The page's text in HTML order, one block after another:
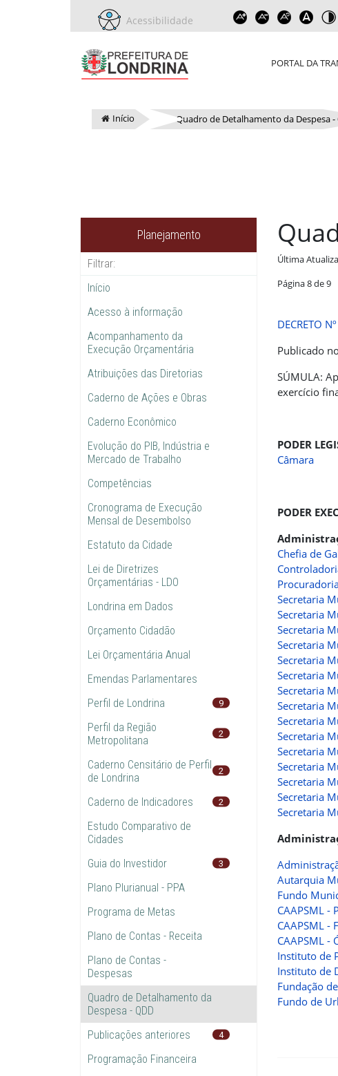
Acessibilidade
PORTAL DA
Início Quadro de Detalhamento da Despesa -
Planejamento
Início
Acesso à informação
Acompanhamento da
Execução Orçamentária
Atribuições das Diretorias
Caderno de Ações e Obras
Caderno Econômico
Evolução do PIB, Indústria e
Mercado de Trabalho
Competências
Cronograma de Execução
Mensal de Desembolso
Estatuto da Cidade
Lei de Diretrizes
Orçamentárias - LDO
Londrina em Dados
Orçamento Cidadão
Lei Orçamentária Anual
Emendas Parlamentares
Perfil de Londrina
9
Perfil da Região
Metropolitana
2
Caderno Censitário de Perfil
de Londrina
2
Caderno de Indicadores 2
Estudo Comparativo de
Cidades
Guia do Investidor
3
Plano Plurianual - PPA
Programa de Metas
Plano de Contas - Receita
Plano de Contas -
Despesas
Quadro de Detalhamento da
Despesa - QDD
Publicações anteriores
4
Programação Financeira
Última
Página 8 de 9
DECRETO
Publicado
SÚMULA:
exercício
PODER
Câmara
PODER
Chefia de
Secretaria
Secretaria
Secretaria
Secretaria
Secretaria
Secretaria
Secretaria
Secretaria
Secretaria
Secretaria
Secretaria
Secretaria
Secretaria
Secretaria
Secretaria
Autarquia
Fundo
CAAPSML -
CAAPSML -
CAAPSML -
Instituto de
Instituto de
Fundação
Fundo de